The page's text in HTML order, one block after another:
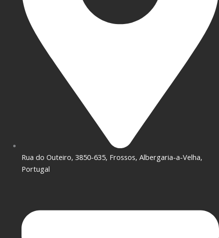
Rua do Outeiro, 3850-635, Frossos, Albergaria-a-Velha,
Portugal